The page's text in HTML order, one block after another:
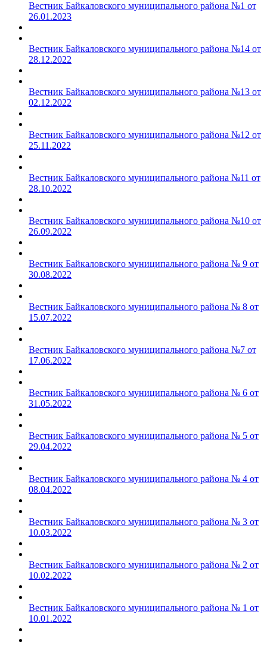
Вестник Байкаловского муниципального района №1 от
26.01.2023
Вестник Байкаловского муниципального района №14 от
28.12.2022
Вестник Байкаловского муниципального района №13 от
02.12.2022
Вестник Байкаловского муниципального района №12 от
25.11.2022
Вестник Байкаловского муниципального района №11 от
28.10.2022
Вестник Байкаловского муниципального района №10 от
26.09.2022
Вестник Байкаловского муниципального района № 9 от
30.08.2022
Вестник Байкаловского муниципального района № 8 от
15.07.2022
Вестник Байкаловского муниципального района №7 от
17.06.2022
Вестник Байкаловского муниципального района № 6 от
31.05.2022
Вестник Байкаловского муниципального района № 5 от
29.04.2022
Вестник Байкаловского муниципального района № 4 от
08.04.2022
Вестник Байкаловского муниципального района № 3 от
10.03.2022
Вестник Байкаловского муниципального района № 2 от
10.02.2022
Вестник Байкаловского муниципального района № 1 от
10.01.2022